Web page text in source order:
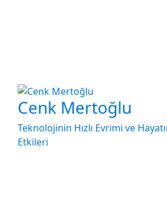
Cenk Mertoğlu
Teknolojinin Hızlı Evrimi ve
Etkileri